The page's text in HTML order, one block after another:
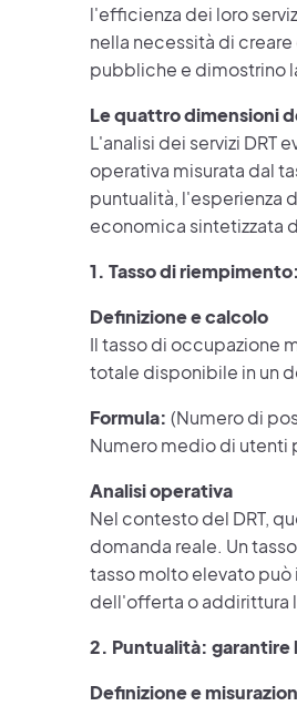
l'efficienza dei loro
nella necessità di
pubbliche e dimostrino
Le quattro dimensioni
L'analisi dei servizi
operativa misurata dal
puntualità, l'esperienza
economica sintetizzata
1. Tasso di
Definizione e calcolo
Il tasso di occupazione
totale disponibile in un
Formula: (Numero di
Numero medio di utenti
Analisi operativa
Nel contesto del DRT,
domanda reale. Un
tasso molto elevato può
dell'offerta o addirittura
2. Puntualità:
Definizione e